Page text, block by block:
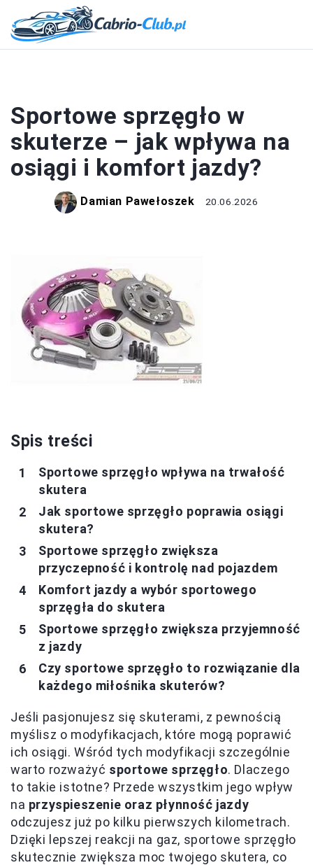
Sportowe sprzęgło w
skuterze – jak wpływa na
osiągi i komfort jazdy?
Damian Pawełoszek 20.06.2026
Spis treści
Sportowe sprzęgło wpływa na trwałość
skutera
Jak sportowe sprzęgło poprawia osiągi
skutera?
Sportowe sprzęgło zwiększa
przyczepność i kontrolę nad pojazdem
Komfort jazdy a wybór sportowego
sprzęgła do skutera
Sportowe sprzęgło zwiększa przyjemność
z jazdy
Czy sportowe sprzęgło to rozwiązanie dla
każdego miłośnika skuterów?
Jeśli pasjonujesz się skuterami, z pewnością
myślisz o modyfikacjach, które mogą poprawić
ich osiągi. Wśród tych modyfikacji szczególnie
warto rozważyć sportowe sprzęgło. Dlaczego
to takie istotne? Przede wszystkim jego wpływ
na przyspieszenie oraz płynność jazdy
odczujesz już po kilku pierwszych kilometrach.
Dzięki lepszej reakcji na gaz, sportowe sprzęgło
skutecznie zwiększa moc twojego skutera, co